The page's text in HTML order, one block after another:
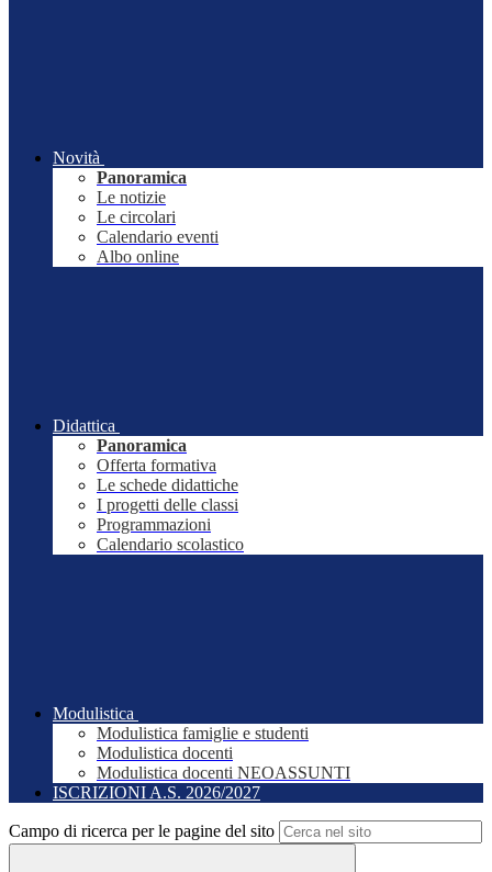
Novità
Panoramica
Le notizie
Le circolari
Calendario eventi
Albo online
Didattica
Panoramica
Offerta formativa
Le schede didattiche
I progetti delle classi
Programmazioni
Calendario scolastico
Modulistica
Modulistica famiglie e studenti
Modulistica docenti
Modulistica docenti NEOASSUNTI
ISCRIZIONI A.S. 2026/2027
Campo di ricerca per le pagine del sito